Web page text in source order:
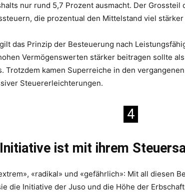
nur rund 5,7 Prozent ausmacht. Der
die prozentual den Mittelstand viel
das Prinzip der Besteuerung nach
Vermögenswerten stärker beitragen sollte
Trotzdem kamen Superreiche in den
Steuererleichterungen.
4
ist mit ihrem
«radikal» und «gefährlich»: Mit all diesen
die Initiative der Juso und die Höhe der